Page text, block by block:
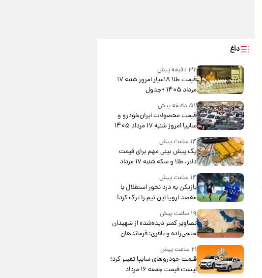
داغ
۳۲ دقیقه پیش
قیمت طلا ۱۸عیار امروز شنبه ۱۷
مرداد ۱۴۰۵ +جدول
۵۲ دقیقه پیش
قیمت محصولات ایران‌خودرو و
سایپا امروز شنبه ۱۷ مرداد ۱۴۰۵
۱۴ ساعت پیش
یک پیش ‌بینی مهم برای قیمت
دلار، طلا و سکه شنبه ۱۷ مرداد
۱۴۰۵
۱۴ ساعت پیش
بازیکن به درد نخور استقلال با
مقصد اروپا این تیم را ترک کرد!
۱۹ ساعت پیش
تصاویر کمتر دیده‌شده از شهیدان
حاجی‌زاده و باقری؛ فرماندهان
شهید هوافضای ایران
۲۱ ساعت پیش
قیمت خودروهای سایپا تغییر کرد؛
لیست قیمت جمعه ۱۶ مرداد